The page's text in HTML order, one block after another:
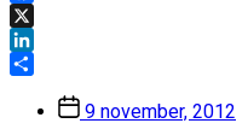
Facebook
X
LinkedIn
Inläggsdatum
9 november, 2012